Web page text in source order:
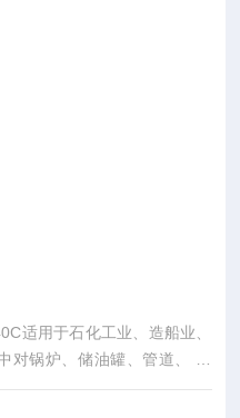
对锅炉、储油罐、管道、 管
板、轨道、 机加工零件等的